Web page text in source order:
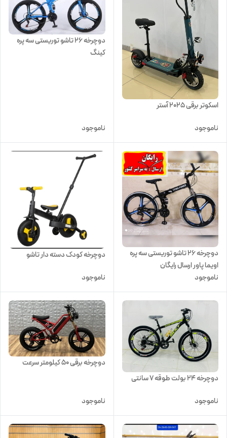
اسکوتر برقی 2025 آستر
ناموجود
دوچرخه ۲۶ تاشو توریستی سه پره
کینگ
ناموجود
دوچرخه ۲۶ تاشو توریستی سه پره
اویما پاور ارسال رایگان
ناموجود
دوچرخه کودک دسته دار تاشو
ناموجود
دوچرخه 24 بولت طوقه 7 سانتی
ناموجود
دوچرخه برقی 50 کیلومتر سرعت
ناموجود